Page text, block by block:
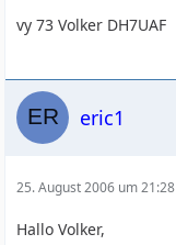
vy 73 Volker DH7UAF
eric1
25. August 2006 um 21:28
Hallo Volker,